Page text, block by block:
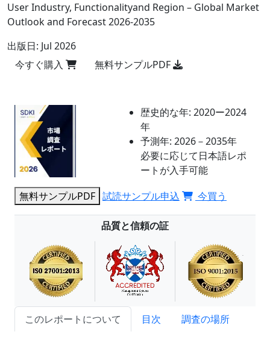
User Industry, Functionalityand Region – Global Market
Outlook and Forecast 2026-2035
出版日: Jul 2026
今すぐ購入
無料サンプルPDF
歴史的な年: 2020ー2024
年
予測年: 2026－2035年
必要に応じて日本語レポ
ートが入手可能
無料サンプルPDF 試読サンプル申込 今買う
品質と信頼の証
このレポートについて 目次
調査の場所